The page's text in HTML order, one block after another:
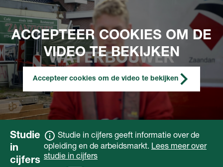
ACCEPTEER COOKIES OM DE
VIDEO TE BEKIJKEN
Accepteer cookies om de video te bekijken
Studie
in
cijfers
Studie in cijfers geeft informatie over de
opleiding en de arbeidsmarkt. Lees meer over
studie in cijfers